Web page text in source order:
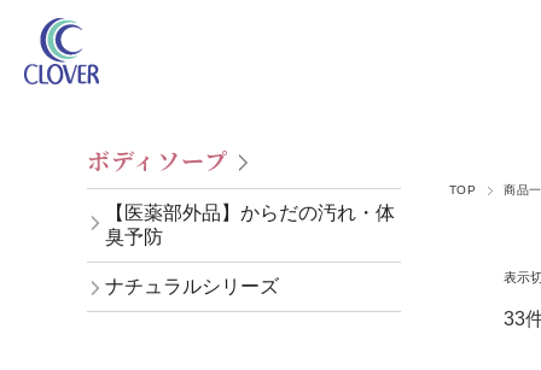
TOP 商品
表示
33
ボディソープ
【医薬部外品】からだの汚れ・体
臭予防
ナチュラルシリーズ